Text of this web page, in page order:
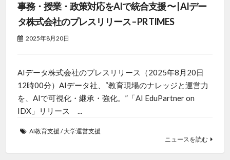
事務・授業・政策対応をAIで統合支援 〜 | AIデー
タ株式会社のプレスリリース – PR TIMES
2025年8月20日
AIデータ株式会社のプレスリリース（2025年8月20日
12時00分）AIデータ社、“教育現場のナレッジと運営力
を、AIで可視化・継承・強化。”「AI EduPartner on
IDX」リリース ...
AI教育支援 /大学運営支援
ニュースを読む